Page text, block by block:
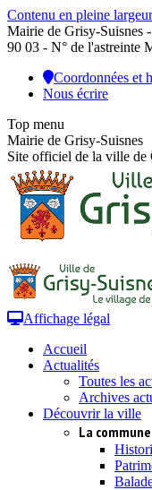
Contenu en pleine largeur
Mairie de Grisy-Suisnes
90 03 - N° de l'astreinte
Coordonnées et
Nous écrire
Top menu
Mairie de Grisy-Suisnes
Site officiel de la ville de
Affichage légal
Accueil
Actualités
Toutes les
Archives
Découvrir la ville
La commune